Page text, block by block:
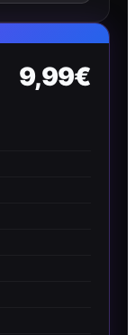
9,99€